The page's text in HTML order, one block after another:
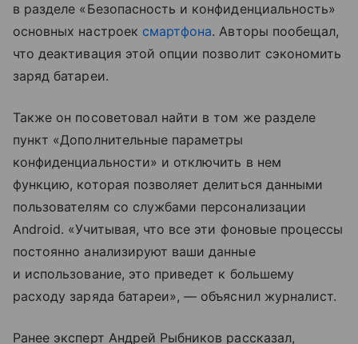
в разделе «Безопасность и конфиденциальность»
основных настроек смартфона. Авторы пообещал,
что деактивация этой опции позволит сэкономить
заряд батареи.
Также он посоветовал найти в том же разделе
пункт «Дополнительные параметры
конфиденциальности» и отключить в нем
функцию, которая позволяет делиться данными
пользователям со службами персонализации
Android. «Учитывая, что все эти фоновые процессы
постоянно анализируют ваши данные
и использование, это приведет к большему
расходу заряда батареи», — объяснил журналист.
Ранее эксперт Андрей Рыбников рассказал,